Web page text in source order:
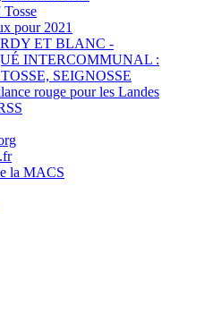
pour 2021
ET BLANC -
INTERCOMMUNAL :
SEIGNOSSE
rouge pour les Landes
la MACS